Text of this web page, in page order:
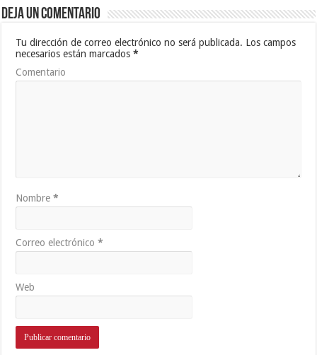
Deja un comentario
Tu dirección de correo electrónico no será publicada. Los campos
necesarios están marcados*
Comentario
Nombre*
Correo electrónico*
Web